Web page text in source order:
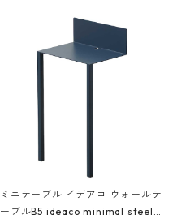
ミニテーブル イデアコ ウォールテ
ーブルB5 ideaco minimal steel f